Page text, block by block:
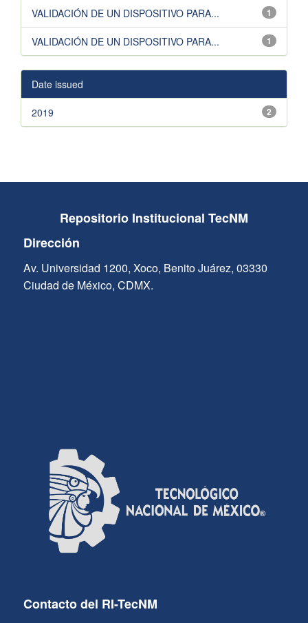
1
VALIDACIÓN DE UN DISPOSITIVO PARA...
1
VALIDACIÓN DE UN DISPOSITIVO PARA...
Date issued
2
2019
Repositorio Institucional TecNM
Dirección
Av. Universidad 1200, Xoco, Benito Juárez, 03330
Ciudad de México, CDMX.
Contacto del RI-TecNM